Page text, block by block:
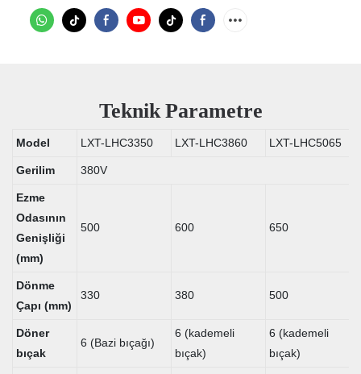
Teknik Parametre
Model LXT-LHC3350 LXT-LHC3860 LXT-LHC5065
Gerilim 380V
Ezme
Odasının
Genişliği
(mm)
500 600 650
Dönme
Çapı (mm)
330 380 500
Döner
bıçak
6 (Bazi bıçağı)
6 (kademeli
bıçak)
6 (kademeli
bıçak)